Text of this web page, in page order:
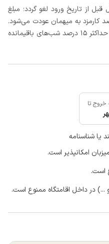
حداقل 3 روز کامل قبل از تاریخ ورود لغو گردد؛ مبلغ
پس از کسر حداکثر 15 درصد کارمزد به میهمان عودت می‌شود.
در غیر اینصورت اجاره شب اول بعلاوه حداکثر 15 درصد شب‌های باقیمانده
تا
یا شناسنامه
امکانپذیر است.
است.
...) در داخل اقامتگاه ممنوع است.